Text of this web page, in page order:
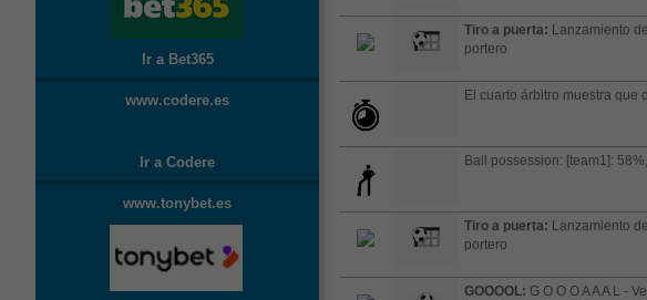
Ir a Bet365
www.codere.es
Ir a Codere
www.tonybet.es
Tiro a puerta: Lanzamiento
portero
El cuarto árbitro muestra que
Ball possession: [team1]:
Tiro a puerta: Lanzamiento
portero
GOOOOL: G O O O A A A L -